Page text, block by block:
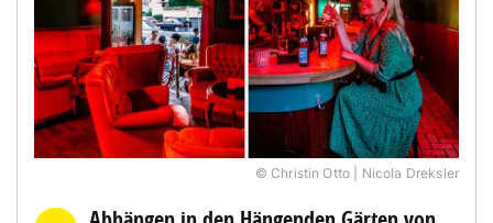
© Christin Otto | Nicola Dreksler